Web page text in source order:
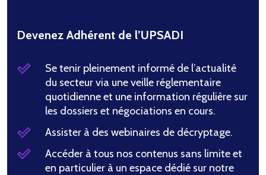
Devenez Adhérent de l’UPSADI
Se tenir pleinement informé de l’actualité
du secteur via une veille réglementaire
quotidienne et une information régulière sur
les dossiers et négociations en cours.
Assister à des webinaires de décryptage.
Accéder à tous nos contenus sans limite et
en particulier à un espace dédié sur notre